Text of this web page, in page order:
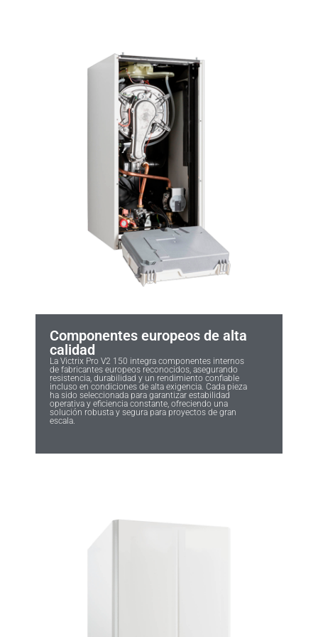
Componentes europeos de alta
calidad
La Victrix Pro V2 150 integra componentes internos
de fabricantes europeos reconocidos, asegurando
resistencia, durabilidad y un rendimiento confiable
incluso en condiciones de alta exigencia. Cada pieza
ha sido seleccionada para garantizar estabilidad
operativa y eficiencia constante, ofreciendo una
solución robusta y segura para proyectos de gran
escala.